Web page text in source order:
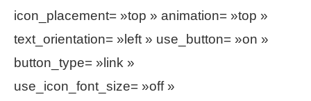
icon_placement= »top » animation= »top »
text_orientation= »left » use_button= »on »
button_type= »link »
use_icon_font_size= »off »